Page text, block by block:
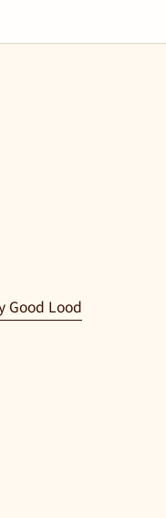
Good Lood